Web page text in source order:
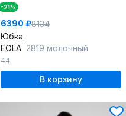
-21%
6390 ₽8134
Юбка
EOLA 2819 молочный
44
В корзину